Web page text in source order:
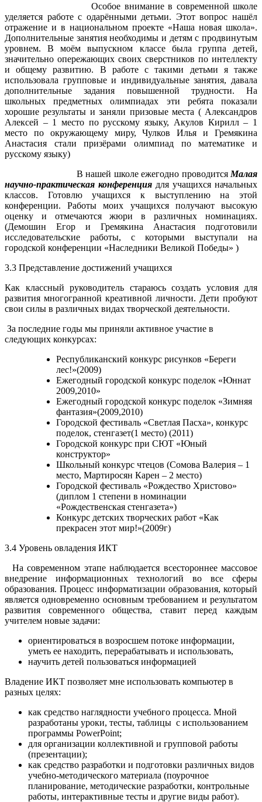
Особое внимание в современной школе
уделяется работе с одарёнными детьми. Этот вопрос нашёл
отражение и в национальном проекте «Наша новая школа».
Дополнительные занятия необходимы и детям с продвинутым
уровнем. В моём выпускном классе была группа детей,
значительно опережающих своих сверстников по интеллекту
и общему развитию. В работе с такими детьми я также
использовала групповые и индивидуальные занятия, давала
дополнительные задания повышенной трудности. На
школьных предметных олимпиадах эти ребята показали
хорошие результаты и заняли призовые места ( Александров
Алексей – 1 место по русскому языку, Акулов Кирилл – 1
место по окружающему миру, Чулков Илья и Гремякина
Анастасия стали призёрами олимпиад по математике и
русскому языку)
В нашей школе ежегодно проводится Малая
научно-практическая конференция для учащихся начальных
классов. Готовлю учащихся к выступлению на этой
конференции. Работы моих учащихся получают высокую
оценку и отмечаются жюри в различных номинациях.
(Демошин Егор и Гремякина Анастасия подготовили
исследовательские работы, с которыми выступали на
городской конференции «Наследники Великой Победы» )
3.3 Представление достижений учащихся
Как классный руководитель стараюсь создать условия для
развития многогранной креативной личности. Дети пробуют
свои силы в различных видах творческой деятельности.
За последние годы мы приняли активное участие в
следующих конкурсах:
Республиканский конкурс рисунков «Береги
лес!»(2009)
Ежегодный городской конкурс поделок «Юннат
2009,2010»
Ежегодный городской конкурс поделок «Зимняя
фантазия»(2009,2010)
Городской фестиваль «Светлая Пасха», конкурс
поделок, стенгазет(1 место) (2011)
Городской конкурс при СЮТ «Юный
конструктор»
Школьный конкурс чтецов (Сомова Валерия – 1
место, Мартиросян Карен – 2 место)
Городской фестиваль «Рождество Христово»
(диплом 1 степени в номинации
«Рождественская стенгазета»)
Конкурс детских творческих работ «Как
прекрасен этот мир!»(2009г)
3.4 Уровень овладения ИКТ
На современном этапе наблюдается всестороннее массовое
внедрение информационных технологий во все сферы
образования. Процесс информатизации образования, который
является одновременно основным требованием и результатом
развития современного общества, ставит перед каждым
учителем новые задачи:
ориентироваться в возросшем потоке информации,
уметь ее находить, перерабатывать и использовать,
научить детей пользоваться информацией
Владение ИКТ позволяет мне использовать компьютер в
разных целях:
как средство наглядности учебного процесса. Мной
разработаны уроки, тесты, таблицы с использованием
программы PowerPoint;
для организации коллективной и групповой работы
(презентации);
как средство разработки и подготовки различных видов
учебно-методического материала (поурочное
планирование, методические разработки, контрольные
работы, интерактивные тесты и другие виды работ).